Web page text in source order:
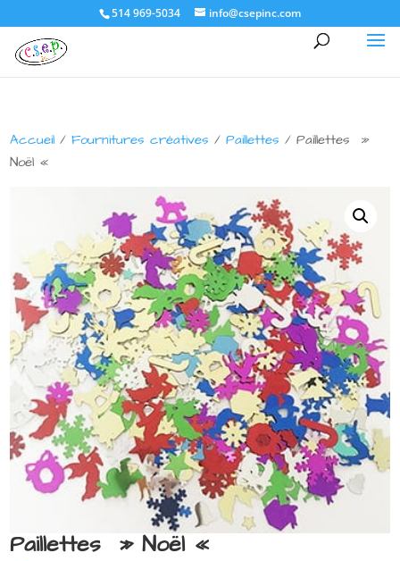
514 969-5034 info@csepinc.com
Accueil /Fournitures créatives /Paillettes / Paillettes »
Noël «
Paillettes » Noël «